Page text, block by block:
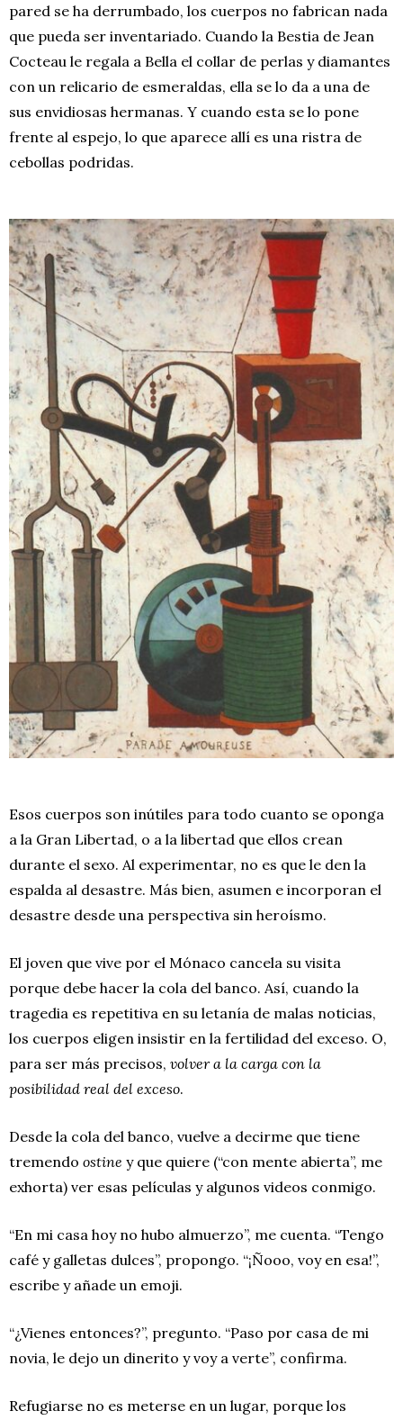
pared se ha derrumbado, los cuerpos no fabrican nada
que pueda ser inventariado. Cuando la Bestia de Jean
Cocteau le regala a Bella el collar de perlas y diamantes
con un relicario de esmeraldas, ella se lo da a una de
sus envidiosas hermanas. Y cuando esta se lo pone
frente al espejo, lo que aparece allí es una ristra de
cebollas podridas.
Esos cuerpos son inútiles para todo cuanto se oponga
a la Gran Libertad, o a la libertad que ellos crean
durante el sexo. Al experimentar, no es que le den la
espalda al desastre. Más bien, asumen e incorporan el
desastre desde una perspectiva sin heroísmo.
El joven que vive por el Mónaco cancela su visita
porque debe hacer la cola del banco. Así, cuando la
tragedia es repetitiva en su letanía de malas noticias,
los cuerpos eligen insistir en la fertilidad del exceso. O,
para ser más precisos, volver a la carga con la
posibilidad real del exceso.
Desde la cola del banco, vuelve a decirme que tiene
tremendo ostine y que quiere (“con mente abierta”, me
exhorta) ver esas películas y algunos videos conmigo.
“En mi casa hoy no hubo almuerzo”, me cuenta. “Tengo
café y galletas dulces”, propongo. “¡Ñooo, voy en esa!”,
escribe y añade un emoji.
“¿Vienes entonces?”, pregunto. “Paso por casa de mi
novia, le dejo un dinerito y voy a verte”, confirma.
Refugiarse no es meterse en un lugar, porque los